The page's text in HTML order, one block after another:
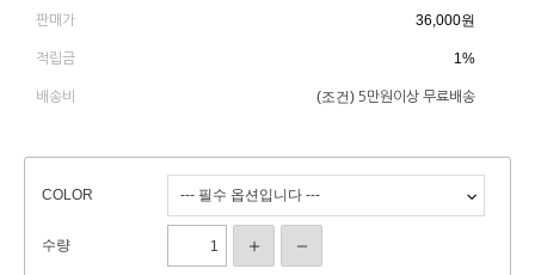
판매가 36,000원
적립금 1%
배송비 (조건) 5만원이상 무료배송
COLOR
수량